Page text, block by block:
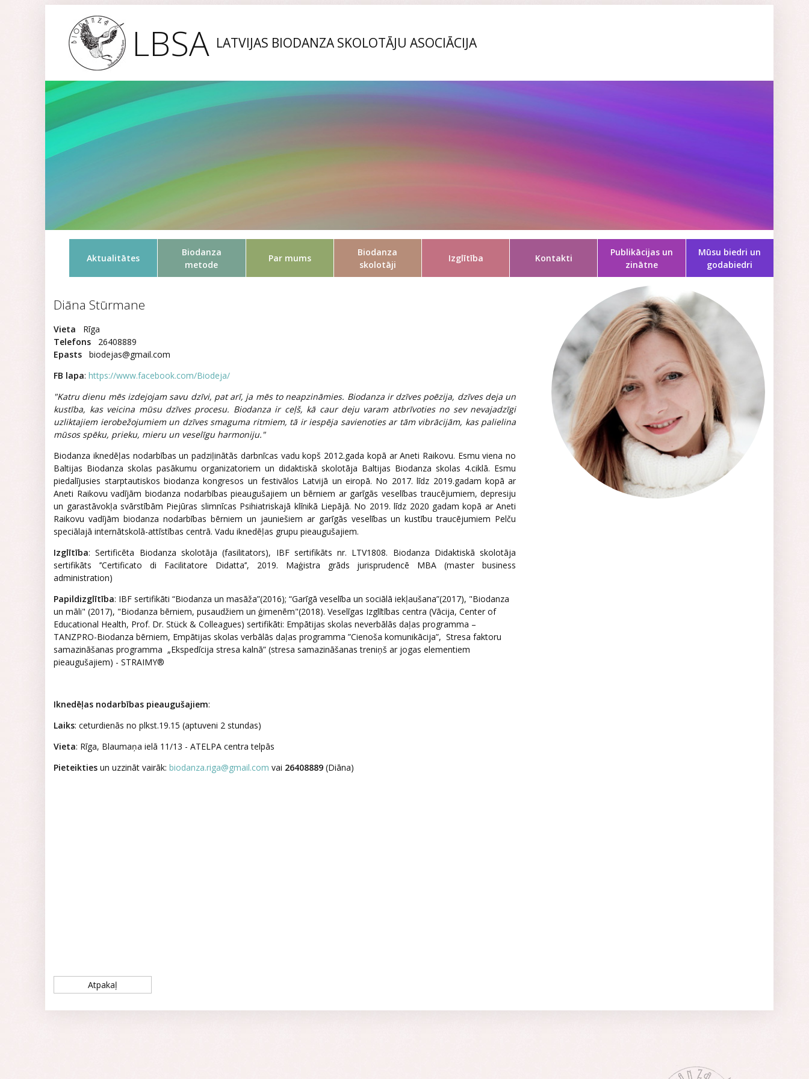
LBSA LATVIJAS BIODANZA SKOLOTĀJU ASOCIĀCIJA
Aktualitātes
Biodanza
metode
Par mums
Biodanza
skolotāji
Izglītība Kontakti
Publikācijas un
zinātne
Mūsu biedri un
godabiedri
Diāna Stūrmane
Vieta Rīga
Telefons 26408889
Epasts biodejas@gmail.com
FB lapa:https://www.facebook.com/Biodeja/
"Katru dienu mēs izdejojam savu dzīvi, pat arī, ja mēs to neapzināmies. Biodanza ir dzīves poēzija, dzīves deja un
kustība, kas veicina mūsu dzīves procesu. Biodanza ir ceļš, kā caur deju varam atbrīvoties no sev nevajadzīgi
uzliktajiem ierobežojumiem un dzīves smaguma ritmiem, tā ir iespēja savienoties ar tām vibrācijām, kas palielina
mūsos spēku, prieku, mieru un veselīgu harmoniju."
Biodanza iknedēļas nodarbības un padziļinātās darbnīcas vadu kopš 2012.gada kopā ar Aneti Raikovu. Esmu viena no
Baltijas Biodanza skolas pasākumu organizatoriem un didaktiskā skolotāja Baltijas Biodanza skolas 4.ciklā. Esmu
piedalījusies starptautiskos biodanza kongresos un festivālos Latvijā un eiropā. No 2017. līdz 2019.gadam kopā ar
Aneti Raikovu vadījām biodanza nodarbības pieaugušajiem un bērniem ar garīgās veselības traucējumiem, depresiju
un garastāvokļa svārstībām Piejūras slimnīcas Psihiatriskajā klīnikā Liepājā. No 2019. līdz 2020 gadam kopā ar Aneti
Raikovu vadījām biodanza nodarbības bērniem un jauniešiem ar garīgās veselības un kustību traucējumiem Pelču
speciālajā internātskolā-attīstības centrā. Vadu iknedēļas grupu pieaugušajiem.
Izglītība: Sertificēta Biodanza skolotāja (fasilitators), IBF sertifikāts nr. LTV1808. Biodanza Didaktiskā skolotāja
sertifikāts ’’Certificato di Facilitatore Didatta’’, 2019. Maģistra grāds jurisprudencē MBA (master business
administration)
Papildizglītība: IBF sertifikāti “Biodanza un masāža”(2016); “Garīgā veselība un sociālā iekļaušana”(2017), "Biodanza
un māli" (2017), "Biodanza bērniem, pusaudžiem un ģimenēm"(2018). Veselīgas Izglītības centra (Vācija, Center of
Educational Health, Prof. Dr. Stück & Colleagues) sertifikāti: Empātijas skolas neverbālās daļas programma –
TANZPRO-Biodanza bērniem, Empātijas skolas verbālās daļas programma ”Cienoša komunikācija”, Stresa faktoru
samazināšanas programma „Ekspedīcija stresa kalnā” (stresa samazināšanas treniņš ar jogas elementiem
pieaugušajiem) - STRAIMY®
Iknedēļas nodarbības pieaugušajiem:
Laiks: ceturdienās no plkst.19.15 (aptuveni 2 stundas)
Vieta: Rīga, Blaumaņa ielā 11/13 - ATELPA centra telpās
Pieteiktiesun uzzināt vairāk:biodanza.riga@gmail.com vai 26408889 (Diāna)
Atpakaļ